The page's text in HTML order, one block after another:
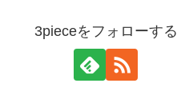
3pieceをフォローする